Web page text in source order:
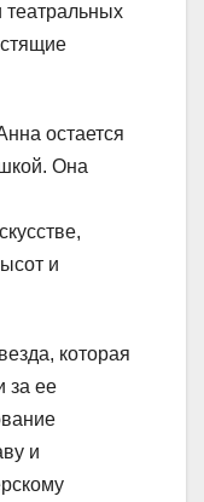
театральных
остается
Она
и
которая
за ее
и